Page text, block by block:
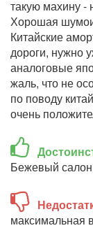
такую махину -
Хорошая
Китайские
дороги, нужно
аналоговые
жаль, что не
по поводу
очень
Бежевый
максимальная